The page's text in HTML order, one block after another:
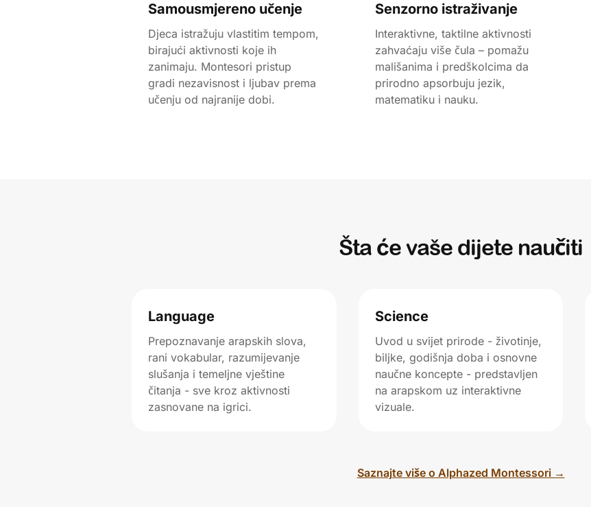
Samousmjereno učenje
Djeca istražuju vlastitim tempom,
birajući aktivnosti koje ih
zanimaju. Montesori pristup
gradi nezavisnost i ljubav prema
učenju od najranije dobi.
Senzorno istraživanje
Interaktivne, taktilne aktivnosti
zahvaćaju više čula – pomažu
mališanima i predškolcima da
prirodno apsorbuju jezik,
matematiku i nauku.
Šta će vaše dijete naučiti
Language
Prepoznavanje arapskih slova,
rani vokabular, razumijevanje
slušanja i temeljne vještine
čitanja - sve kroz aktivnosti
zasnovane na igrici.
Science
Uvod u svijet prirode - životinje,
biljke, godišnja doba i osnovne
naučne koncepte - predstavljen
na arapskom uz interaktivne
vizuale.
Saznajte više o Alphazed Montessori →